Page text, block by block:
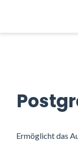
Ermöglicht das